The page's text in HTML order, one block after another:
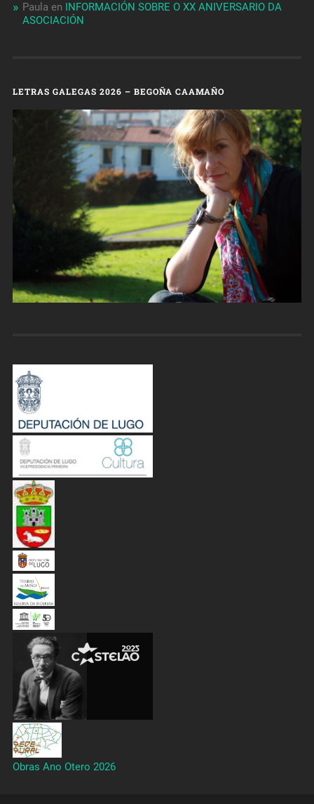
Paula en
INFORMACIÓN SOBRE O XX ANIVERSARIO DA
ASOCIACIÓN
LETRAS GALEGAS 2026 – BEGOÑA CAAMAÑO
Obras Ano Otero 2026